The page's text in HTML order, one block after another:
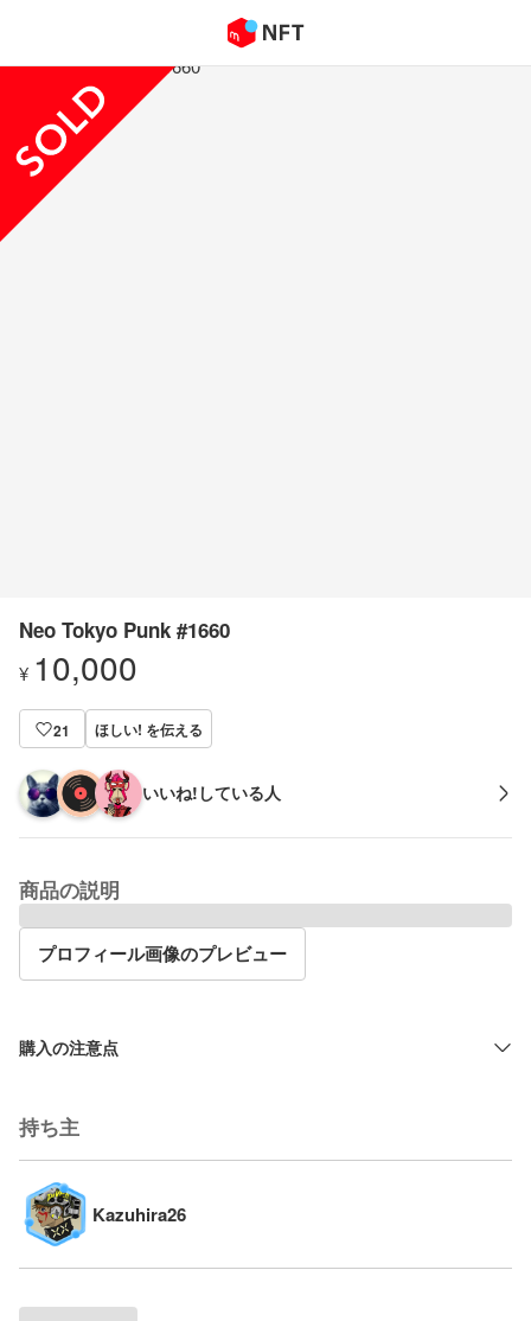
Neo Tokyo Punk #1660
¥ 10,000
21 ほしい! を伝える
いいね!している人
商品の説明
プロフィール画像のプレビュー
購入の注意点
持ち主
Kazuhira26